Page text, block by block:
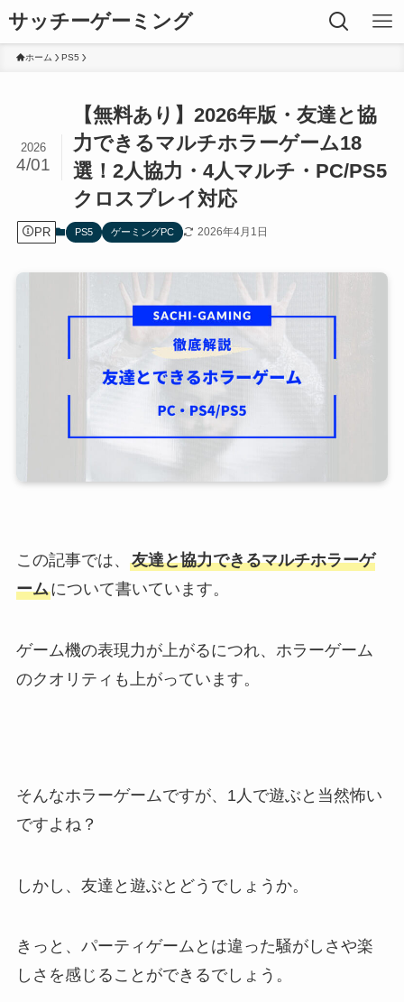
サッチーゲーミング
ホーム PS5
【無料あり】2026年版・友達と協
力できるマルチホラーゲーム18
選！2人協力・4人マルチ・PC/PS5
クロスプレイ対応
2026
4/01
PR PS5 ゲーミングPC 2026年4月1日
この記事では、 友達と協力できるマルチホラーゲ
ームについて書いています。
ゲーム機の表現力が上がるにつれ、ホラーゲーム
のクオリティも上がっています。
そんなホラーゲームですが、1人で遊ぶと当然怖い
ですよね？
しかし、友達と遊ぶとどうでしょうか。
きっと、パーティゲームとは違った騒がしさや楽
しさを感じることができるでしょう。